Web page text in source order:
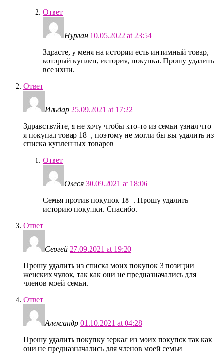
Ответ
Нурлан 10.05.2022 at 23:54
Здрасте, у меня на истории есть интимный товар,
который куплен, история, покупка. Прошу удалить
все ихни.
Ответ
Ильдар 25.09.2021 at 17:22
Здравствуйте, я не хочу чтобы кто-то из семьи узнал что
я покупал товар 18+, поэтому не могли бы вы удалить из
списка купленных товаров
Ответ
Олеся 30.09.2021 at 18:06
Семья против покупок 18+. Прошу удалить
историю покупки. Спасибо.
Ответ
Сергей 27.09.2021 at 19:20
Прошу удалить из списка моих покупок 3 позиции
женских чулок, так как они не предназначались для
членов моей семьи.
Ответ
Александр 01.10.2021 at 04:28
Прошу удалить покупку зеркал из моих покупок так как
они не предназначались для членов моей семьи